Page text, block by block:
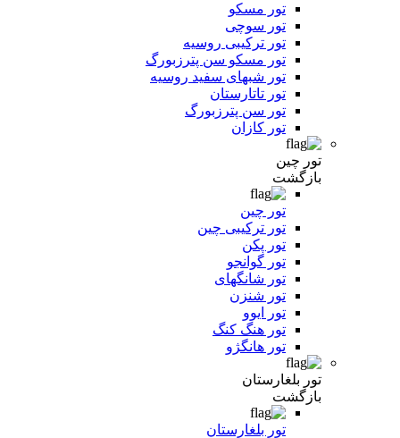
تور مسکو
تور سوچی
تور ترکیبی روسیه
تور مسکو سن پترزبورگ
تور شبهای سفید روسیه
تور تاتارستان
تور سن پترزبورگ
تور کازان
تور چین
بازگشت
تور چین
تور ترکیبی چین
تور پکن
تور گوانجو
تور شانگهای
تور شنزن
تور ایوو
تور هنگ کنگ
تور هانگژو
تور بلغارستان
بازگشت
تور بلغارستان